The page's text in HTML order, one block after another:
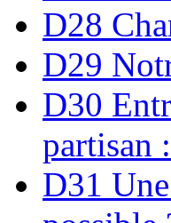
D28
D29
D30
partisan
D31